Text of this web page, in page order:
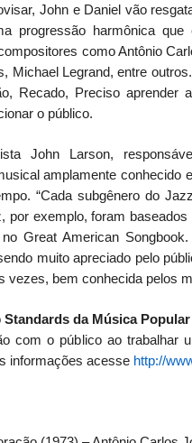
John e Daniel vão
progressão harmônica
como Antônio
Michael Legrand, entre
Recado, Preciso
o público.
John Larson,
amplamente conhecido
“Cada subgênero do
por exemplo, foram
no Great American
muito apreciado pelo
vezes, bem conhecida pelos
Standards da Música
com o público ao
informações acesse http://